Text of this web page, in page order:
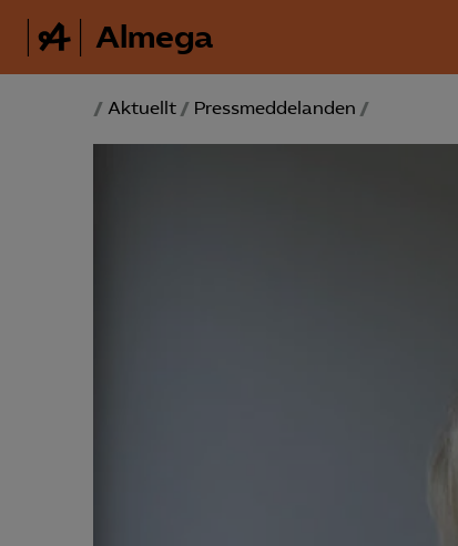
Almega
/ Aktuellt / Pressmeddelanden /